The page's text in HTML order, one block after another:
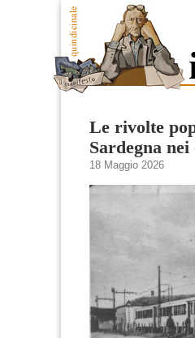
Le rivolte
Sardegna
18 Maggio 2026